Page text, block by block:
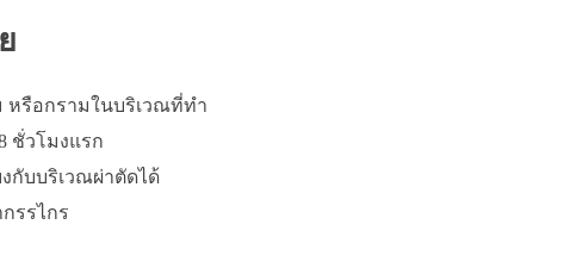
หรือกรามในบริเวณที่ทำ
ชั่วโมงแรก
กับบริเวณผ่าตัดได้
รรไกร